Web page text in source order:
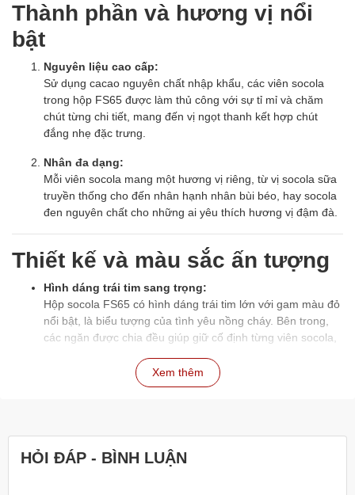
Thành phần và hương vị nổi
bật
Nguyên liệu cao cấp:
Sử dụng cacao nguyên chất nhập khẩu, các viên socola
trong hộp FS65 được làm thủ công với sự tỉ mỉ và chăm
chút từng chi tiết, mang đến vị ngọt thanh kết hợp chút
đắng nhẹ đặc trưng.
Nhân đa dạng:
Mỗi viên socola mang một hương vị riêng, từ vị socola sữa
truyền thống cho đến nhân hạnh nhân bùi béo, hay socola
đen nguyên chất cho những ai yêu thích hương vị đậm đà.
Thiết kế và màu sắc ấn tượng
Hình dáng trái tim sang trọng:
Hộp socola FS65 có hình dáng trái tim lớn với gam màu đỏ
nổi bật, là biểu tượng của tình yêu nồng cháy. Bên trong,
các ngăn được chia đều giúp giữ cố định từng viên socola,
Tông màu tinh tế:
kết hợp hài hòa giữa sắc đen, trắng và vàng ánh kim của
ngăn chia tạo nên sự cao cấp và lôi cuốn.
Xem thêm
HỎI ĐÁP - BÌNH LUẬN